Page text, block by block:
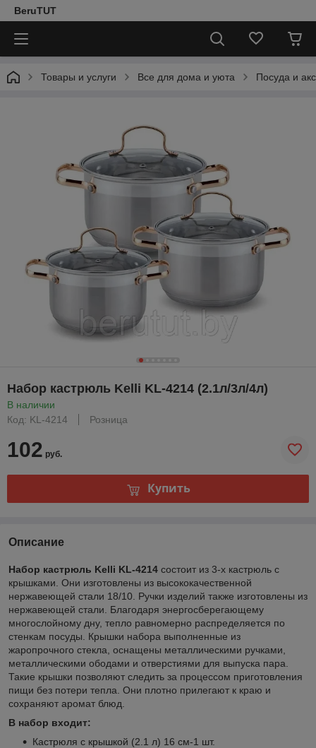
BeruTUT
Товары и услуги Все для дома и уюта Посуда и
Набор кастрюль Kelli KL-4214 (2.1л/3л/4л)
В наличии
Код: KL-4214
Розница
102 руб.
Купить
Описание
Набор кастрюль Kelli KL-4214 состоит из 3-х кастрюль с
крышками. Они изготовлены из высококачественной
нержавеющей стали 18/10. Ручки изделий также изготовлены из
нержавеющей стали. Благодаря энергосберегающему
многослойному дну, тепло равномерно распределяется по
стенкам посуды. Крышки набора выполненные из
жаропрочного стекла, оснащены металлическими ручками,
металлическими ободами и отверстиями для выпуска пара.
Такие крышки позволяют следить за процессом приготовления
пищи без потери тепла. Они плотно прилегают к краю и
сохраняют аромат блюд.
В набор входит:
Кастрюля с крышкой (2.1 л) 16 см-1 шт.